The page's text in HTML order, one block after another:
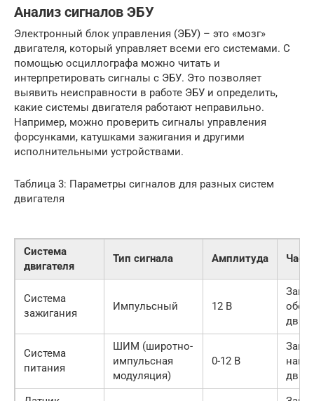
Анализ сигналов ЭБУ
Электронный блок управления (ЭБУ) – это «мозг»
двигателя, который управляет всеми его системами. С
помощью осциллографа можно читать и
интерпретировать сигналы с ЭБУ. Это позволяет
выявить неисправности в работе ЭБУ и определить,
какие системы двигателя работают неправильно.
Например, можно проверить сигналы управления
форсунками, катушками зажигания и другими
исполнительными устройствами.
Таблица 3: Параметры сигналов для разных систем
двигателя
Система
двигателя
Тип сигнала Амплитуда
Система
зажигания
Импульсный 12 В
Система
питания
ШИМ (широтно-
импульсная
модуляция)
0-12 В